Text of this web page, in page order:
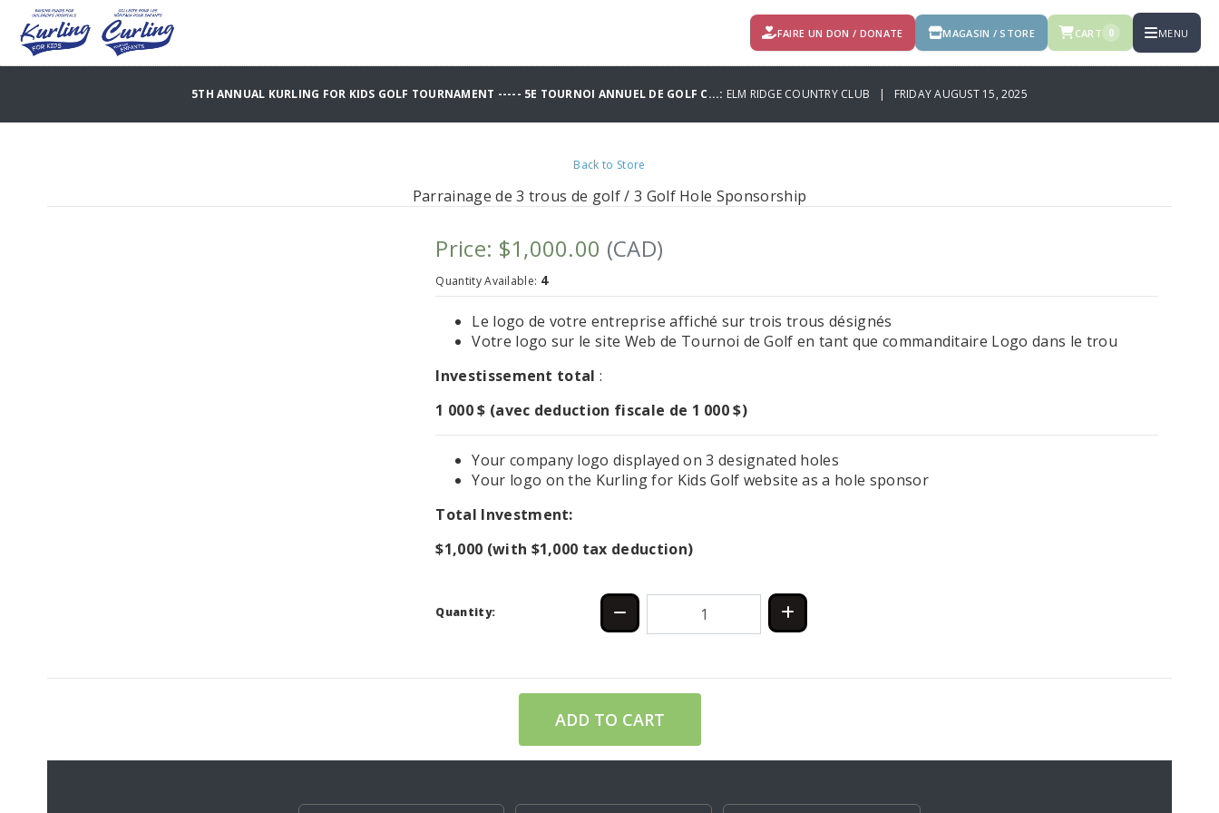
FAIRE UN DON / DONATE MAGASIN / STORE CART 0 MENU
5TH ANNUAL KURLING FOR KIDS GOLF TOURNAMENT ----- 5E TOURNOI ANNUEL DE GOLF C...: ELM RIDGE COUNTRY CLUB | FRIDAY AUGUST 15, 2025
Back to Store
Parrainage de 3 trous de golf / 3 Golf Hole Sponsorship
Price: $1,000.00 (CAD)
Quantity Available: 4
Le logo de votre entreprise affiché sur trois trous désignés
Votre logo sur le site Web de Tournoi de Golfen tant que commanditaire Logo dans le trou
lnvestissement total :
1 000 $ (avec deduction fiscale de 1 000 $)
Your company logo displayed on 3 designated holes
Your logo on the Kurling for Kids Golf website as a hole sponsor
Total Investment:
$1,000 (with $1,000 tax deduction)
Quantity:
ADD TO CART